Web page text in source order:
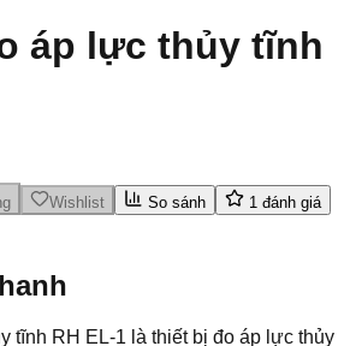
áp lực thủy tĩnh
Wishlist So sánh 1 đánh giá
tĩnh RH EL-1 là thiết bị đo áp lực thủy